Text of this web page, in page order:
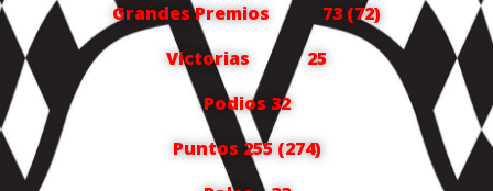
Grandes Premios 73 (72)
Victorias 25
Podios 32
Puntos 255 (274)